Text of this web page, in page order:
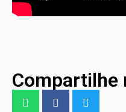
Compartilhe